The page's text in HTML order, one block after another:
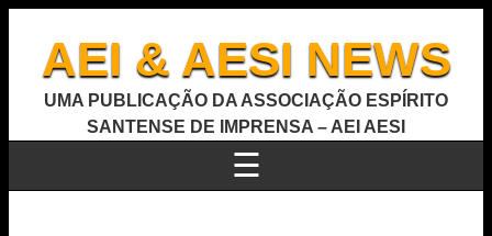
AEI & AESI NEWS
UMA PUBLICAÇÃO DA ASSOCIAÇÃO ESPÍRITO
SANTENSE DE IMPRENSA – AEI AESI
☰